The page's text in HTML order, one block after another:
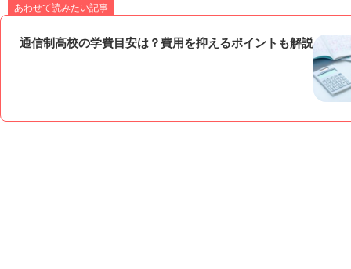
あわせて読みたい記事
通信制高校の学費目安は？費用を抑えるポイントも解説